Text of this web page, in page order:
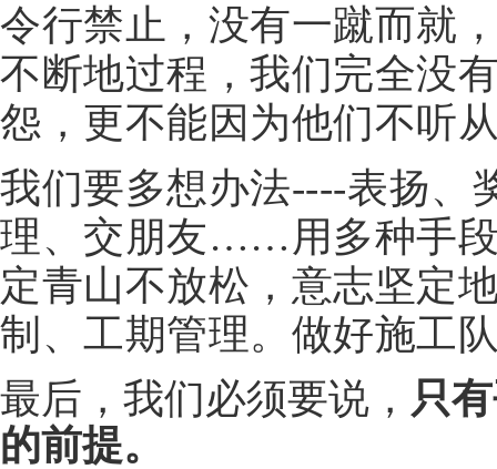
令行禁止，没有一蹴而就
不断地过程，我们完全没
怨，更不能因为他们不听
我们要多想办法----表扬、
理、交朋友……用多种手
定青山不放松，意志坚定
制、工期管理。做好施工
最后，我们必须要说， 只
的前提。